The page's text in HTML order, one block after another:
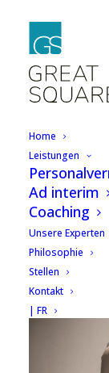
Home
Leistungen
Ad interim
Coaching
Unsere Experten
Philosophie
Stellen
Kontakt
| FR